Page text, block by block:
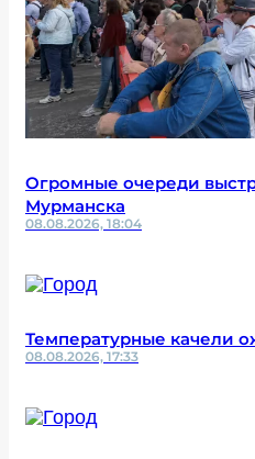
Огромные очереди
Мурманска
08.08.2026, 18:04
Температурные качели
08.08.2026, 17:33